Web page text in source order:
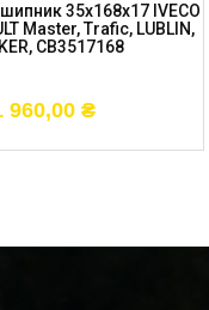
35x168x17 IVECO
Master, Trafic, LUBLIN,
CB3517168
960,00 ₴